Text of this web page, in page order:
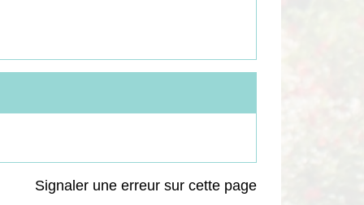
Signaler une erreur sur cette page